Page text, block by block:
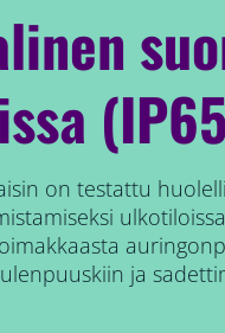
on testattu
ja